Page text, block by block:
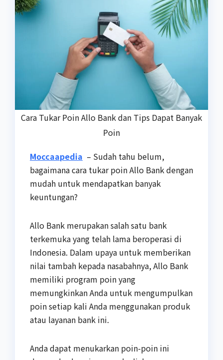
Cara Tukar Poin Allo Bank dan Tips Dapat Banyak
Poin
Moccaapedia – Sudah tahu belum,
bagaimana cara tukar poin Allo Bank dengan
mudah untuk mendapatkan banyak
keuntungan?
Allo Bank merupakan salah satu bank
terkemuka yang telah lama beroperasi di
Indonesia. Dalam upaya untuk memberikan
nilai tambah kepada nasabahnya, Allo Bank
memiliki program poin yang
memungkinkan Anda untuk mengumpulkan
poin setiap kali Anda menggunakan produk
atau layanan bank ini.
Anda dapat menukarkan poin-poin ini